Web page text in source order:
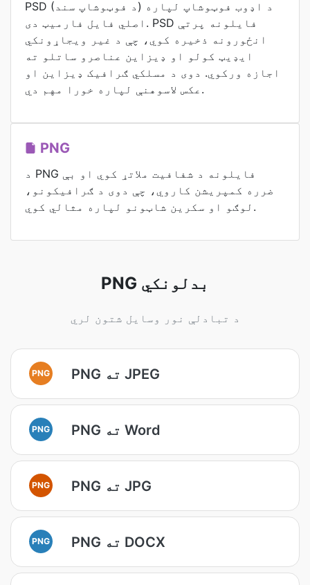
PSD (د فوټوشاپ سند) د اډوب فوټوشاپ لپاره
اصلي فایل فارمیټ دی. PSD فایلونه پرتې
انځورونه ذخیره کوي، چې د غیر ویجاړونکي
ایډیټ کولو او ډیزاین عناصرو ساتلو ته
اجازه ورکوي. دوی د مسلکي ګرافیک ډیزاین او
عکس لاسوهنې لپاره خورا مهم دي.
PNG
د PNG فایلونه د شفافیت ملاتړ کوي او بې
ضرره کمپریشن کاروي، چې دوی د ګرافیکونو،
لوګو او سکرین شاټونو لپاره مثالي کوي.
PNG بدلونکي
د تبادلې نور وسایل شتون لري
PNG PNG ته JPEG
PNG PNG ته Word
PNG PNG ته JPG
PNG PNG ته DOCX